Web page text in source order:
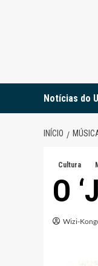
Notícias do
INÍCIO
Cultura
O
Wizi-